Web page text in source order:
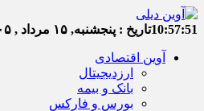
10:57:52تاریخ : پنجشنبه, ۱۵ مرداد , ۱۴۰۵
آوین اقتصادی
ارزدیجیتال
بانک و بیمه
بورس و فارکس